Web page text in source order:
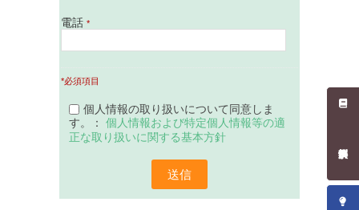
電話 *
*必須項目
個人情報の取り扱いについて同意しま
す。： 個人情報および特定個人情報等の適
正な取り扱いに関する基本方針